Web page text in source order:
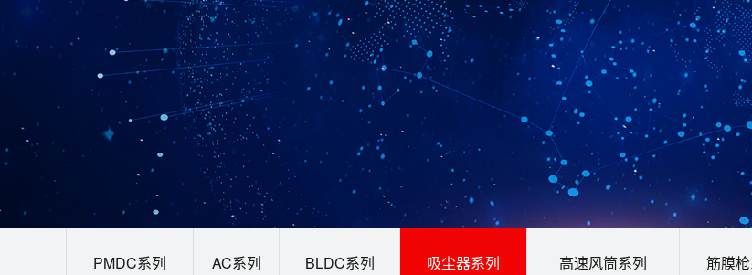
PMDC系列 AC系列 BLDC系列 吸尘器系列 高速风筒系列 筋膜